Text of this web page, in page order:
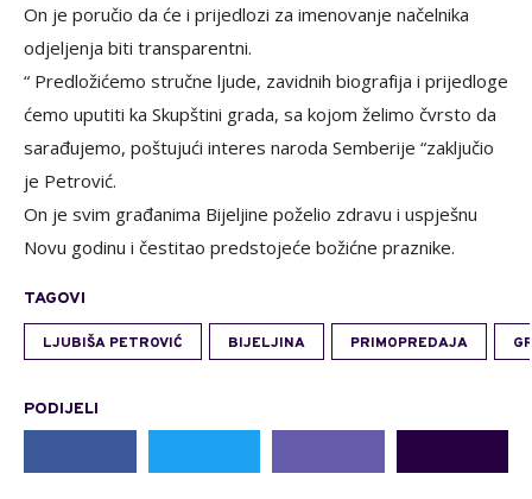
On je poručio da će i prijedlozi za imenovanje načelnika
odjeljenja biti transparentni.
“ Predložićemo stručne ljude, zavidnih biografija i prijedloge
ćemo uputiti ka Skupštini grada, sa kojom želimo čvrsto da
sarađujemo, poštujući interes naroda Semberije “zaključio
je Petrović.
On je svim građanima Bijeljine poželio zdravu i uspješnu
Novu godinu i čestitao predstojeće božićne praznike.
TAGOVI
LJUBIŠA PETROVIĆ BIJELJINA PRIMOPREDAJA
PODIJELI